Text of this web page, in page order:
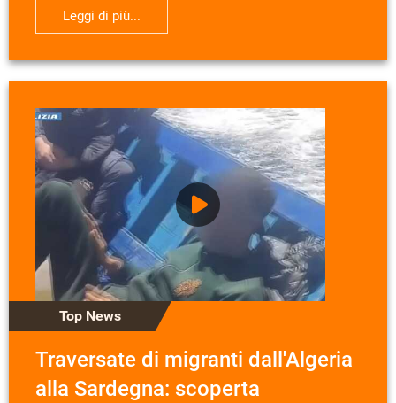
Leggi di più...
Top News
Traversate di migranti dall'Algeria
alla Sardegna: scoperta